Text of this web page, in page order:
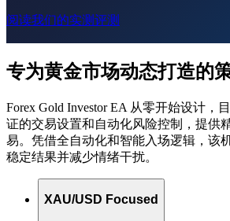
阅读我们的实测评测
专为黄金市场动态打造的
Forex Gold Investor EA 从零开始设计，
证的交易设置和自动化风险控制，提供
易。凭借全自动化和智能入场逻辑，该
稳定结果并减少情绪干扰。
XAU/USD Focused